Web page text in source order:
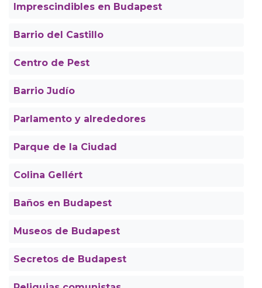
Imprescindibles en Budapest
Barrio del Castillo
Centro de Pest
Barrio Judío
Parlamento y alrededores
Parque de la Ciudad
Colina Gellért
Baños en Budapest
Museos de Budapest
Secretos de Budapest